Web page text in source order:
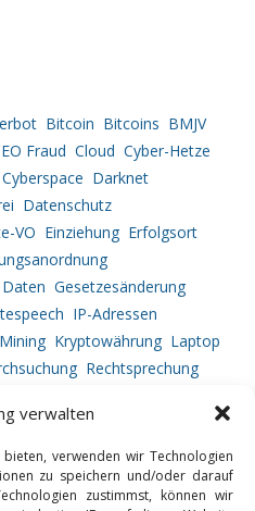
verwalten
verwenden wir Technologien
zu speichern und/oder darauf
zustimmst, können wir
Bitcoin Bitcoins BMJV
Fraud Cloud Cyber-Hetze
Cyberspace Darknet
Datenschutz
VO Einziehung Erfolgsort
Gesetzesänderung
IP-Adressen
Kryptowährung Laptop
Rechtsprechung